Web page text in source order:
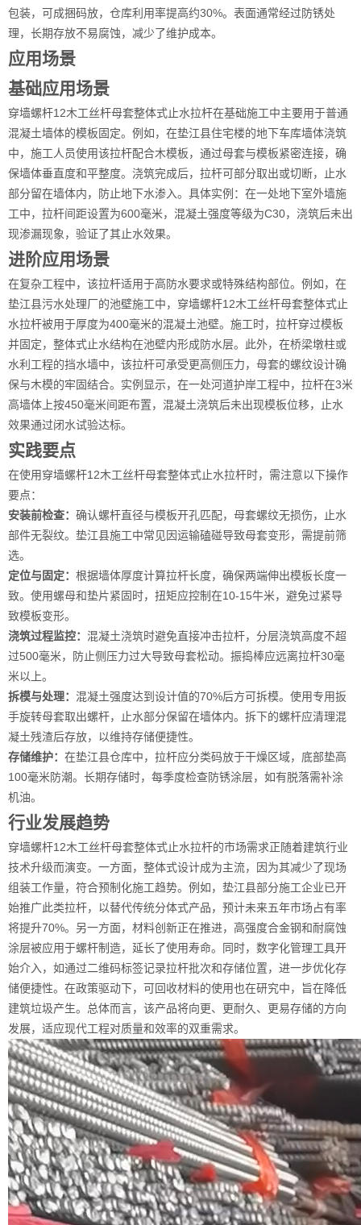
包装，可成捆码放，仓库利用率提高约30%。表面通常经过防锈处
理，长期存放不易腐蚀，减少了维护成本。
应用场景
基础应用场景
穿墙螺杆12木工丝杆母套整体式止水拉杆在基础施工中主要用于普通
混凝土墙体的模板固定。例如，在垫江县住宅楼的地下车库墙体浇筑
中，施工人员使用该拉杆配合木模板，通过母套与模板紧密连接，确
保墙体垂直度和平整度。浇筑完成后，拉杆可部分取出或切断，止水
部分留在墙体内，防止地下水渗入。具体实例：在一处地下室外墙施
工中，拉杆间距设置为600毫米，混凝土强度等级为C30，浇筑后未出
现渗漏现象，验证了其止水效果。
进阶应用场景
在复杂工程中，该拉杆适用于高防水要求或特殊结构部位。例如，在
垫江县污水处理厂的池壁施工中，穿墙螺杆12木工丝杆母套整体式止
水拉杆被用于厚度为400毫米的混凝土池壁。施工时，拉杆穿过模板
并固定，整体式止水结构在池壁内形成防水层。此外，在桥梁墩柱或
水利工程的挡水墙中，该拉杆可承受更高侧压力，母套的螺纹设计确
保与木模的牢固结合。实例显示，在一处河道护岸工程中，拉杆在3米
高墙体上按450毫米间距布置，混凝土浇筑后未出现模板位移，止水
效果通过闭水试验达标。
实践要点
在使用穿墙螺杆12木工丝杆母套整体式止水拉杆时，需注意以下操作
要点：
安装前检查： 确认螺杆直径与模板开孔匹配，母套螺纹无损伤，止水
部件无裂纹。垫江县施工中常见因运输磕碰导致母套变形，需提前筛
选。
定位与固定： 根据墙体厚度计算拉杆长度，确保两端伸出模板长度一
致。使用螺母和垫片紧固时，扭矩应控制在10-15牛米，避免过紧导
致模板变形。
浇筑过程监控： 混凝土浇筑时避免直接冲击拉杆，分层浇筑高度不超
过500毫米，防止侧压力过大导致母套松动。振捣棒应远离拉杆30毫
米以上。
拆模与处理： 混凝土强度达到设计值的70%后方可拆模。使用专用扳
手旋转母套取出螺杆，止水部分保留在墙体内。拆下的螺杆应清理混
凝土残渣后存放，以维持存储便捷性。
存储维护： 在垫江县仓库中，拉杆应分类码放于干燥区域，底部垫高
100毫米防潮。长期存储时，每季度检查防锈涂层，如有脱落需补涂
机油。
行业发展趋势
穿墙螺杆12木工丝杆母套整体式止水拉杆的市场需求正随着建筑行业
技术升级而演变。一方面，整体式设计成为主流，因为其减少了现场
组装工作量，符合预制化施工趋势。例如，垫江县部分施工企业已开
始推广此类拉杆，以替代传统分体式产品，预计未来五年市场占有率
将提升70%。另一方面，材料创新正在推进，高强度合金钢和耐腐蚀
涂层被应用于螺杆制造，延长了使用寿命。同时，数字化管理工具开
始介入，如通过二维码标签记录拉杆批次和存储位置，进一步优化存
储便捷性。在政策驱动下，可回收材料的使用也在研究中，旨在降低
建筑垃圾产生。总体而言，该产品将向更、更耐久、更易存储的方向
发展，适应现代工程对质量和效率的双重需求。